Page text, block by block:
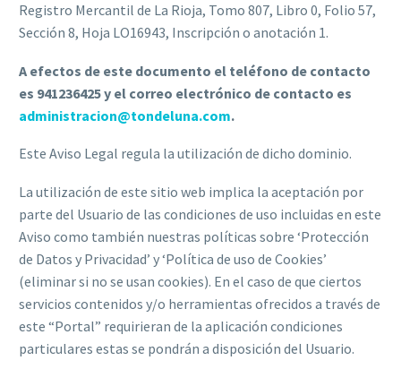
Registro Mercantil de La Rioja, Tomo 807, Libro 0, Folio 57,
Sección 8, Hoja LO16943, Inscripción o anotación 1.
A efectos de este documento el teléfono de contacto
es 941236425 y el correo electrónico de contacto es
administracion@tondeluna.com.
Este Aviso Legal regula la utilización de dicho dominio.
La utilización de este sitio web implica la aceptación por
parte del Usuario de las condiciones de uso incluidas en este
Aviso como también nuestras políticas sobre ‘Protección
de Datos y Privacidad’ y ‘Política de uso de Cookies’
(eliminar si no se usan cookies). En el caso de que ciertos
servicios contenidos y/o herramientas ofrecidos a través de
este “Portal” requirieran de la aplicación condiciones
particulares estas se pondrán a disposición del Usuario.